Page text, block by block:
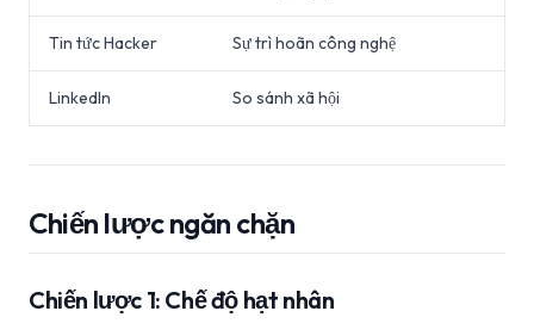
Tin tức Hacker Sự trì hoãn công nghệ
LinkedIn So sánh xã hội
Chiến lược ngăn chặn
Chiến lược 1: Chế độ hạt nhân